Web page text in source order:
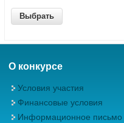
О конкурсе
Условия участия
Финансовые условия
Информационное письмо